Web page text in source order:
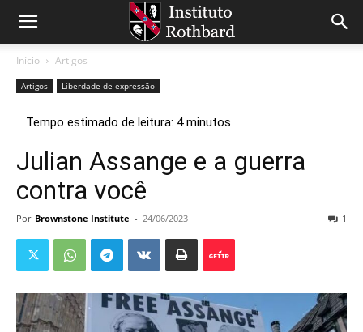
Início Artigos
Artigos Liberdade de expressão
Julian Assange e a guerra
contra você
Por Brownstone Institute - 24/06/2023 1